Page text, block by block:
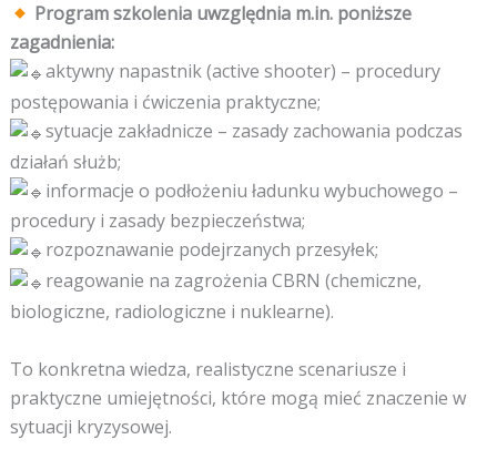
Program szkolenia uwzględnia m.in. poniższe
zagadnienia:
aktywny napastnik (active shooter) – procedury
postępowania i ćwiczenia praktyczne;
sytuacje zakładnicze – zasady zachowania podczas
działań służb;
informacje o podłożeniu ładunku wybuchowego –
procedury i zasady bezpieczeństwa;
rozpoznawanie podejrzanych przesyłek;
reagowanie na zagrożenia CBRN (chemiczne,
biologiczne, radiologiczne i nuklearne).
To konkretna wiedza, realistyczne scenariusze i
praktyczne umiejętności, które mogą mieć znaczenie w
sytuacji kryzysowej.